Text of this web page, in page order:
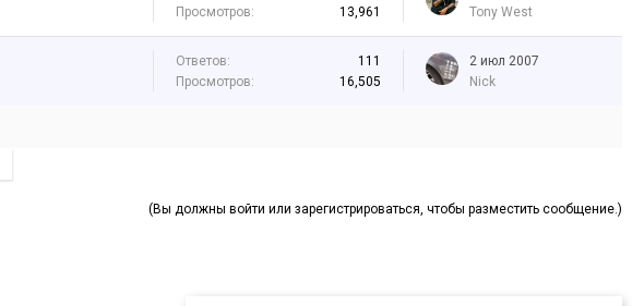
Просмотров:
13,961
Tony West
Ответов:
111
Просмотров:
16,505
2 июл 2007
Nick
(Вы должны войти или зарегистрироваться, чтобы разместить сообщение.)